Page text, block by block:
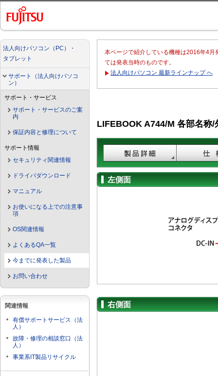
法人向けパソコン（PC）・
タブレット
サポート（法人向けパソコ
ン）
サポート・サービス
サポート・サービスのご案
内
保証内容と修理について
サポート情報
セキュリティ関連情報
ドライバダウンロード
マニュアル
お使いになる上での注意事
項
OS関連情報
よくあるQA一覧
今までに発表した製品
お問い合わせ
関連情報
有償サポートサービス（法
人）
故障・修理の相談窓口（法
人）
事業系IT製品リサイクル
本ページで紹介している機種は2016年4
ては発表当時のものです。
法人向けパソコン 最新ラインナップ へ
LIFEBOOK A744/M 各部名称/
左側面
右側面